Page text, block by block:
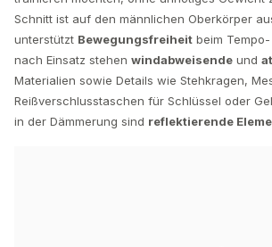
Schnitt ist auf den männlichen Oberkörper
unterstützt Bewegungsfreiheit beim
nach Einsatz stehen windabweisende und
Materialien sowie Details wie Stehkragen,
Reißverschlusstaschen für Schlüssel oder
in der Dämmerung sind reflektierende